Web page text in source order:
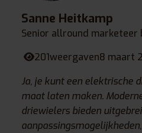
Sanne Heitkamp
Senior allround marketeer
201weergaven8 maart
Ja, je kunt een elektrische
maat laten maken.
driewielers bieden